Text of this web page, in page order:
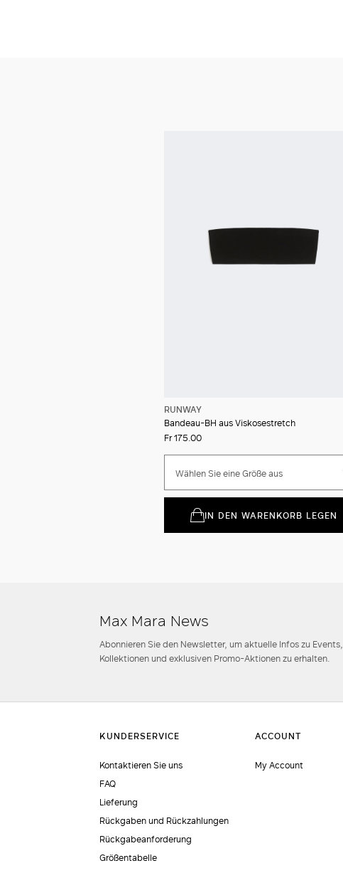
RUNWAY
Bandeau-BH aus Viskosestretch
Fr 175.00
Wählen Sie eine Größe aus
IN DEN WARENKORB LEGEN
Max Mara News
Abonnieren Sie den Newsletter, um aktuelle Infos zu Events,
Kollektionen und exklusiven Promo-Aktionen zu erhalten.
Kontaktieren Sie uns
FAQ
Lieferung
Rückgaben und Rückzahlungen
Rückgabeanforderung
Größentabelle
My Account